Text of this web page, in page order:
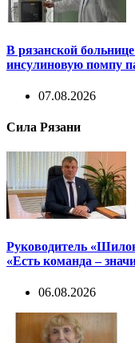
В рязанской
инсулиновую помпу
07.08.2026
Сила Рязани
Руководитель
«Есть команда –
06.08.2026